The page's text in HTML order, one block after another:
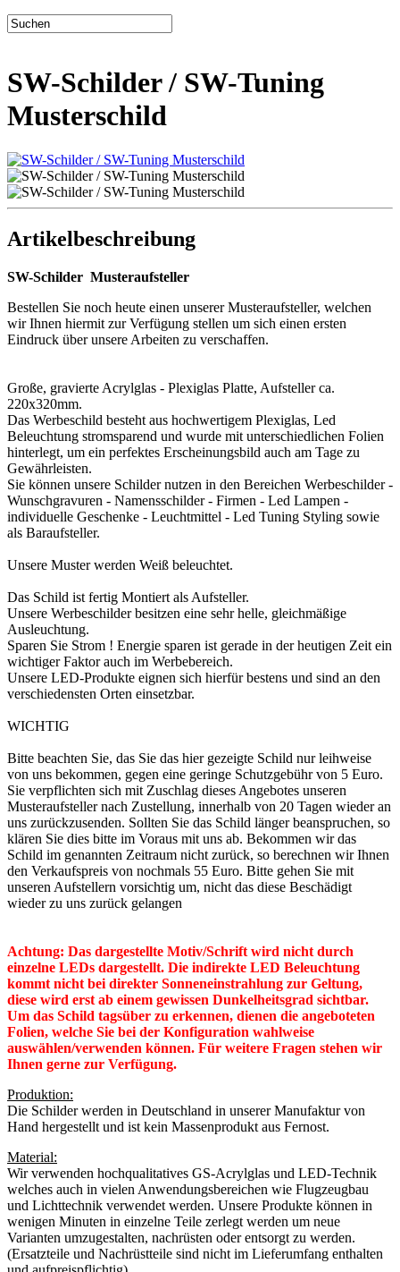
SW-Schilder / SW-Tuning
Musterschild
Artikelbeschreibung
SW-Schilder Musteraufsteller
Bestellen Sie noch heute einen unserer Musteraufsteller, welchen
wir Ihnen hiermit zur Verfügung stellen um sich einen ersten
Eindruck über unsere Arbeiten zu verschaffen.
Große, gravierte Acrylglas - Plexiglas Platte, Aufsteller ca.
220x320mm.
Das Werbeschild besteht aus hochwertigem Plexiglas, Led
Beleuchtung stromsparend und wurde mit unterschiedlichen Folien
hinterlegt, um ein perfektes Erscheinungsbild auch am Tage zu
Gewährleisten.
Sie können unsere Schilder nutzen in den Bereichen Werbeschilder -
Wunschgravuren - Namensschilder - Firmen - Led Lampen -
individuelle Geschenke - Leuchtmittel - Led Tuning Styling sowie
als Baraufsteller.
Unsere Muster werden Weiß beleuchtet.
Das Schild ist fertig Montiert als Aufsteller.
Unsere Werbeschilder besitzen eine sehr helle, gleichmäßige
Ausleuchtung.
Sparen Sie Strom ! Energie sparen ist gerade in der heutigen Zeit ein
wichtiger Faktor auch im Werbebereich.
Unsere LED-Produkte eignen sich hierfür bestens und sind an den
verschiedensten Orten einsetzbar.
WICHTIG
Bitte beachten Sie, das Sie das hier gezeigte Schild nur leihweise
von uns bekommen, gegen eine geringe Schutzgebühr von 5 Euro.
Sie verpflichten sich mit Zuschlag dieses Angebotes unseren
Musteraufsteller nach Zustellung, innerhalb von 20 Tagen wieder an
uns zurückzusenden. Sollten Sie das Schild länger beanspruchen, so
klären Sie dies bitte im Voraus mit uns ab. Bekommen wir das
Schild im genannten Zeitraum nicht zurück, so berechnen wir Ihnen
den Verkaufspreis von nochmals 55 Euro. Bitte gehen Sie mit
unseren Aufstellern vorsichtig um, nicht das diese Beschädigt
wieder zu uns zurück gelangen
Achtung: Das dargestellte Motiv/Schrift wird nicht durch
einzelne LEDs dargestellt. Die indirekte LED Beleuchtung
kommt nicht bei direkter Sonneneinstrahlung zur Geltung,
diese wird erst ab einem gewissen Dunkelheitsgrad sichtbar.
Um das Schild tagsüber zu erkennen, dienen die angeboteten
Folien, welche Sie bei der Konfiguration wahlweise
auswählen/verwenden können. Für weitere Fragen stehen wir
Ihnen gerne zur Verfügung.
Produktion:
Die Schilder werden in Deutschland in unserer Manufaktur von
Hand hergestellt und ist kein Massenprodukt aus Fernost.
Material:
Wir verwenden hochqualitatives GS-Acrylglas und LED-Technik
welches auch in vielen Anwendungsbereichen wie Flugzeugbau
und Lichttechnik verwendet werden. Unsere Produkte können in
wenigen Minuten in einzelne Teile zerlegt werden um neue
Varianten umzugestalten, nachrüsten oder entsorgt zu werden.
(Ersatzteile und Nachrüstteile sind nicht im Lieferumfang enthalten